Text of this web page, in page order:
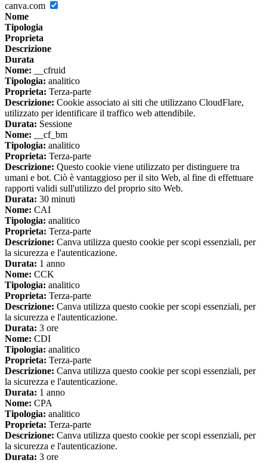
canva.com
Nome
Tipologia
Proprieta
Descrizione
Durata
Nome: __cfruid
Tipologia: analitico
Proprieta: Terza-parte
Descrizione: Cookie associato ai siti che utilizzano CloudFlare,
utilizzato per identificare il traffico web attendibile.
Durata: Sessione
Nome: __cf_bm
Tipologia: analitico
Proprieta: Terza-parte
Descrizione: Questo cookie viene utilizzato per distinguere tra
umani e bot. Ciò è vantaggioso per il sito Web, al fine di effettuare
rapporti validi sull'utilizzo del proprio sito Web.
Durata: 30 minuti
Nome: CAI
Tipologia: analitico
Proprieta: Terza-parte
Descrizione: Canva utilizza questo cookie per scopi essenziali, per
la sicurezza e l'autenticazione.
Durata: 1 anno
Nome: CCK
Tipologia: analitico
Proprieta: Terza-parte
Descrizione: Canva utilizza questo cookie per scopi essenziali, per
la sicurezza e l'autenticazione.
Durata: 3 ore
Nome: CDI
Tipologia: analitico
Proprieta: Terza-parte
Descrizione: Canva utilizza questo cookie per scopi essenziali, per
la sicurezza e l'autenticazione.
Durata: 1 anno
Nome: CPA
Tipologia: analitico
Proprieta: Terza-parte
Descrizione: Canva utilizza questo cookie per scopi essenziali, per
la sicurezza e l'autenticazione.
Durata: 3 ore